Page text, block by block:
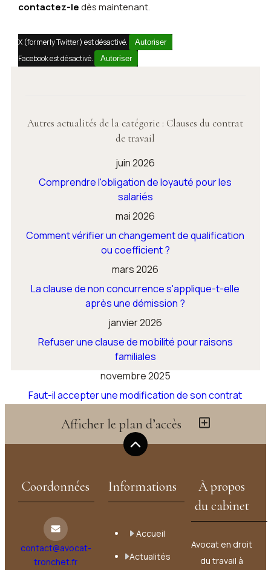
contactez-ledès maintenant.
X (formerly Twitter) est désactivé. Autoriser
Facebook est désactivé. Autoriser
Autres actualités de la catégorie : Clauses du contrat
de travail
juin 2026
Comprendre l'obligation de loyauté pour les
salariés
mai 2026
Comment vérifier un changement de qualification
ou coefficient ?
mars 2026
La clause de non concurrence s'applique-t-elle
après une démission ?
janvier 2026
Refuser une clause de mobilité pour raisons
familiales
novembre 2025
Faut-il accepter une modification de son contrat
Voir toutes les actualités
Afficher le plan d’accès
Coordonnées
contact@avocat-
tronchet.fr
Informations
Accueil
Actualités
À propos
du cabinet
Avocat en droit
du travail à